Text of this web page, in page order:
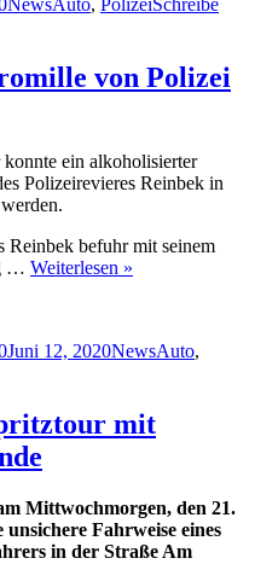
NewsAuto, PolizeiSchreibe
von Polizei
ein alkoholisierter
Polizeirevieres Reinbek in
Reinbek befuhr mit seinem
… Weiterlesen »
Juni 12, 2020NewsAuto,
mit
Mittwochmorgen, den 21.
Fahrweise eines
in der Straße Am